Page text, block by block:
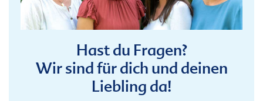
Hast du Fragen?
Wir sind für dich und deinen
Liebling da!